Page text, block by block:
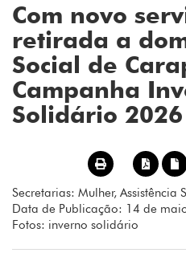
Com novo
retirada a
Social de
Campanha
Solidário 2026
Secretarias: Mulher, Assistência
Data de Publicação: 14 de
Fotos: inverno solidário